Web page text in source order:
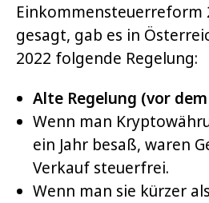
Einkommensteuerreform
gesagt, gab es in
2022 folgende Regelung:
Alte Regelung (vor
Wenn man
ein Jahr besaß, waren
Verkauf steuerfrei.
Wenn man sie kürzer